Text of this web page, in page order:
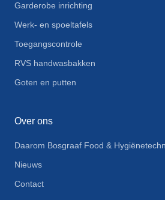
Garderobe inrichting
Werk- en spoeltafels
Toegangscontrole
RVS handwasbakken
Goten en putten
Over ons
Daarom Bosgraaf Food &
Nieuws
Contact